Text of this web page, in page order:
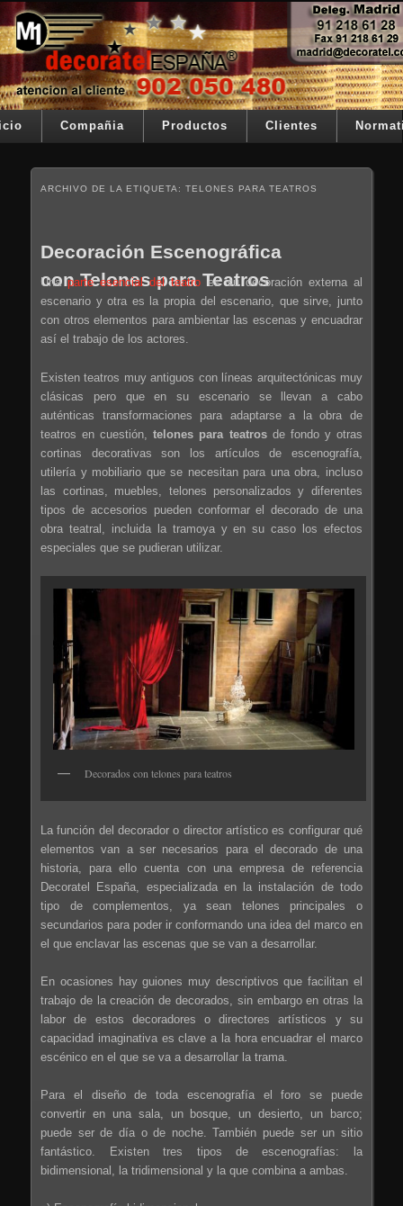
Ir al contenido principal
Ir al contenido secundario
Decoratel España
Su telon de teatro es nuestra razón de ser
Menú principalCompañia Productos Clientes
ARCHIVO DE LA ETIQUETA:TELONES PARA TEATROS
Decoración Escenográfica
con Telones para Teatros
Unaparte esencial del teatro es su decoración externa al
escenario y otra es la propia del escenario, que sirve, junto
con otros elementos para ambientar las escenas y encuadrar
así el trabajo de los actores.
Existen teatros muy antiguos con líneas arquitectónicas muy
clásicas pero que en su escenario se llevan a cabo
auténticas transformaciones para adaptarse a la obra de
teatros en cuestión,
telones para teatrosde fondo y otras
cortinas decorativas son los artículos de escenografía,
utilería y mobiliario que se necesitan para una obra, incluso
las cortinas, muebles, telones personalizados y diferentes
tipos de accesorios pueden conformar el decorado de una
obra teatral, incluida la tramoya y en su caso los efectos
especiales que se pudieran utilizar.
Decorados con telones para teatros
La función del decorador o director artístico es configurar qué
elementos van a ser necesarios para el decorado de una
historia, para ello cuenta con una empresa de referencia
Decoratel España, especializada en la instalación de todo
tipo de complementos, ya sean telones principales o
secundarios para poder ir conformando una idea del marco en
el que enclavar las escenas que se van a desarrollar.
En ocasiones hay guiones muy descriptivos que facilitan el
trabajo de la creación de decorados, sin embargo en otras la
labor de estos decoradores o directores artísticos y su
capacidad imaginativa es clave a la hora encuadrar el marco
escénico en el que se va a desarrollar la trama.
Para el diseño de toda escenografía el foro se puede
convertir en una sala, un bosque, un desierto, un barco;
puede ser de día o de noche. También puede ser un sitio
fantástico. Existen tres tipos de escenografías: la
bidimensional, la tridimensional y la que combina a ambas.